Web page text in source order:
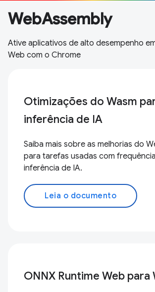
WebAssembly
Ative aplicativos de alto desempenho
Web com o Chrome
Otimizações do Wasm
inferência de IA
Saiba mais sobre as melhorias do
para tarefas usadas com
inferência de IA.
Leia o documento
ONNX Runtime Web para